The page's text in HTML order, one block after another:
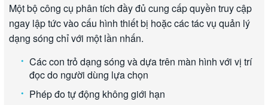
Một bộ công cụ phân tích đầy đủ cung cấp quyền truy cập
ngay lập tức vào cấu hình thiết bị hoặc các tác vụ quản lý
dạng sóng chỉ với một lần nhấn.
Các con trỏ dạng sóng và dựa trên màn hình với vị trí
đọc do người dùng lựa chọn
Phép đo tự động không giới hạn